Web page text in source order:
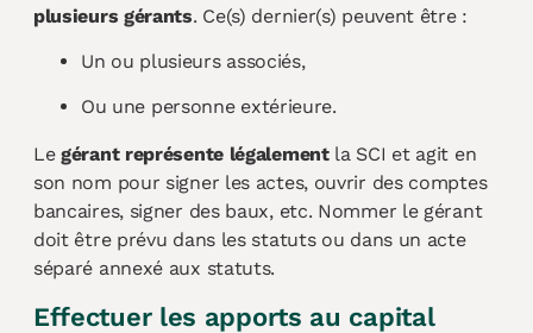
plusieurs gérants. Ce(s) dernier(s) peuvent être :
Un ou plusieurs associés,
Ou une personne extérieure.
Legérant représente légalementla SCI et agit en
son nom pour signer les actes, ouvrir des comptes
bancaires, signer des baux, etc. Nommer le gérant
doit être prévu dans les statuts ou dans un acte
séparé annexé aux statuts.
Effectuer les apports au capital